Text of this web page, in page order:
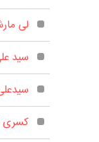
لی
سید
کسری